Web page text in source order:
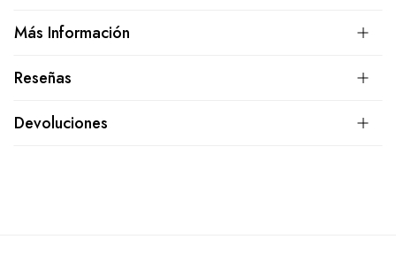
Más Información
Reseñas
Devoluciones